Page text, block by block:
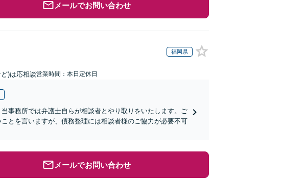
メールでお問い合わせ
福岡県
)は応相談営業時間：本日定休日
事務所では弁護士自らが相談者とやり取りをいたします。ご
とを言いますが、債務整理には相談者様のご協力が必要不可
メールでお問い合わせ